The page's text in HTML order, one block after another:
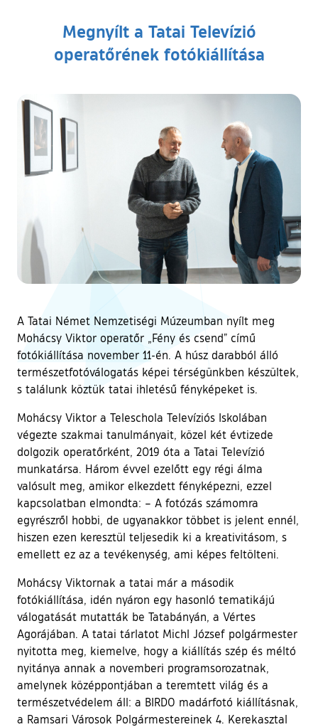
Megnyílt a Tatai Televízió
operatőrének fotókiállítása
A Tatai Német Nemzetiségi Múzeumban nyílt meg
Mohácsy Viktor operatőr „Fény és csend” című
fotókiállítása november 11-én. A húsz darabból álló
természetfotóválogatás képei térségünkben készültek,
s találunk köztük tatai ihletésű fényképeket is.
Mohácsy Viktor a Teleschola Televíziós Iskolában
végezte szakmai tanulmányait, közel két évtizede
dolgozik operatőrként, 2019 óta a Tatai Televízió
munkatársa. Három évvel ezelőtt egy régi álma
valósult meg, amikor elkezdett fényképezni, ezzel
kapcsolatban elmondta: – A fotózás számomra
egyrészről hobbi, de ugyanakkor többet is jelent ennél,
hiszen ezen keresztül teljesedik ki a kreativitásom, s
emellett ez az a tevékenység, ami képes feltölteni.
Mohácsy Viktornak a tatai már a második
fotókiállítása, idén nyáron egy hasonló tematikájú
válogatását mutatták be Tatabányán, a Vértes
Agorájában. A tatai tárlatot Michl József polgármester
nyitotta meg, kiemelve, hogy a kiállítás szép és méltó
nyitánya annak a novemberi programsorozatnak,
amelynek középpontjában a teremtett világ és a
természetvédelem áll: a BIRDO madárfotó kiállításnak,
a Ramsari Városok Polgármestereinek 4. Kerekasztal